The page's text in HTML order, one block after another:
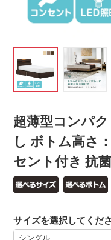
超薄型コンパ
し ボトム高さ
セント付き 抗
サイズを選択してくだ